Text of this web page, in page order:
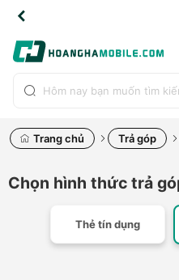
Trang chủ Trả góp
Chọn hình thức trả
Thẻ tín dụng